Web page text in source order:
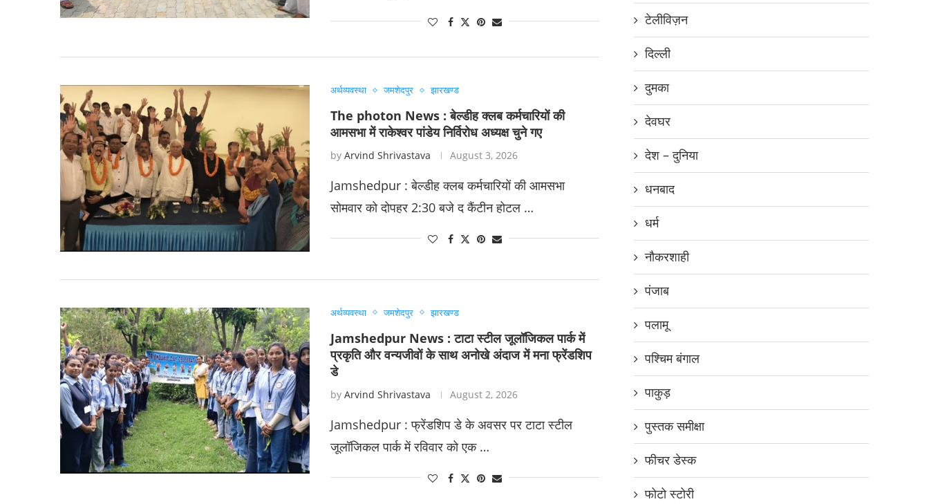
अर्थव्यवस्था जमशेदपुर झारखण्ड
The photon News : बेल्डीह क्लब कर्मचारियों की
आमसभा में राकेश्वर पांडेय निर्विरोध अध्यक्ष चुने गए
by Arvind Shrivastava August 3, 2026
Jamshedpur : बेल्डीह क्लब कर्मचारियों की आमसभा
सोमवार को दोपहर 2:30 बजे द कैंटीन होटल …
अर्थव्यवस्था जमशेदपुर झारखण्ड
Jamshedpur News : टाटा स्टील जूलॉजिकल पार्क में
प्रकृति और वन्यजीवों के साथ अनोखे अंदाज में मना फ्रेंडशिप
डे
by Arvind Shrivastava August 2, 2026
Jamshedpur : फ्रेंडशिप डे के अवसर पर टाटा स्टील
जूलॉजिकल पार्क में रविवार को एक …
टेलीविज़न
दिल्ली
दुमका
देवघर
देश – दुनिया
धनबाद
धर्म
नौकरशाही
पंजाब
पलामू
पश्चिम बंगाल
पाकुड़
पुस्तक समीक्षा
फीचर डेस्क
फोटो स्टोरी